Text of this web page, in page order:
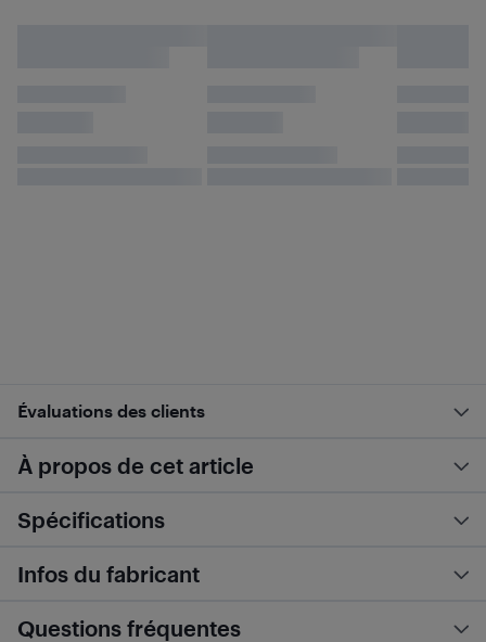
Évaluations des clients
À propos de cet article
Spécifications
Infos du fabricant
Questions fréquentes